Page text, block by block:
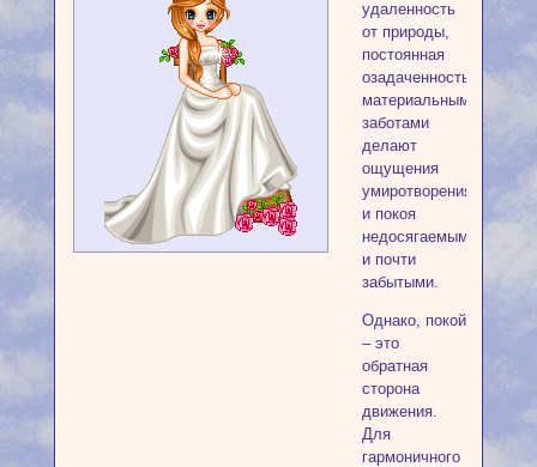
удаленность
от природы,
постоянная
озадаченность
материальными
заботами
делают
ощущения
умиротворения
и покоя
недосягаемыми
и почти
забытыми.
Однако, покой
– это
обратная
сторона
движения.
Для
гармоничного